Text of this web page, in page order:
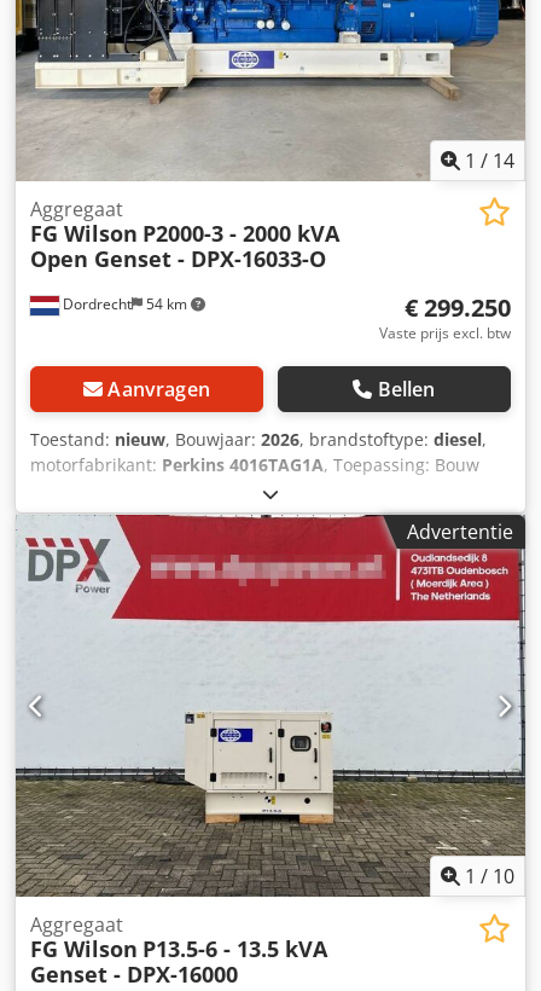
1 / 14
Dordrecht 54 km
Aggregaat
FG Wilson P2000-3 - 2000 kVA
Open Genset - DPX-16033-O
€ 299.250
Vaste prijs excl. btw
Aanvragen Bellen
Toestand: nieuw, Bouwjaar: 2026, brandstoftype: diesel,
motorfabrikant: Perkins 4016TAG1A, Toepassing: Bouw
Leeggewicht: 5.847 kg Generatorvermogen: 2.000 kVA
Dedpoyqmhnofx Acaekr Laadruimte afmetingen: 575 x 230
x 302 cm CE-markering: ja Land van productie: CN Neem
contact op met Team DPX voor meer informatie. = Extra
opties en toebehoren = - Bedieningspaneel
Advertentie
1 / 10
Aggregaat
FG Wilson P13.5-6 - 13.5 kVA
Genset - DPX-16000